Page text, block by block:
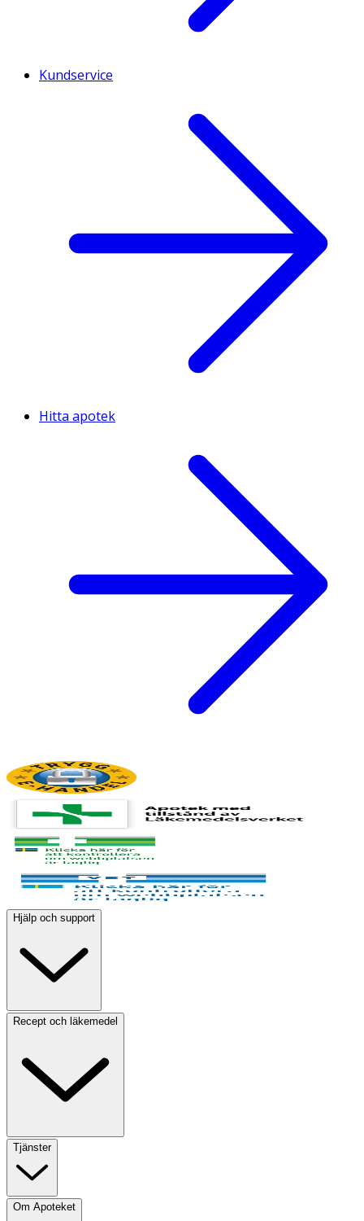
Kundservice
Hitta apotek
Hjälp och support
Recept och läkemedel
Tjänster
Om Apoteket